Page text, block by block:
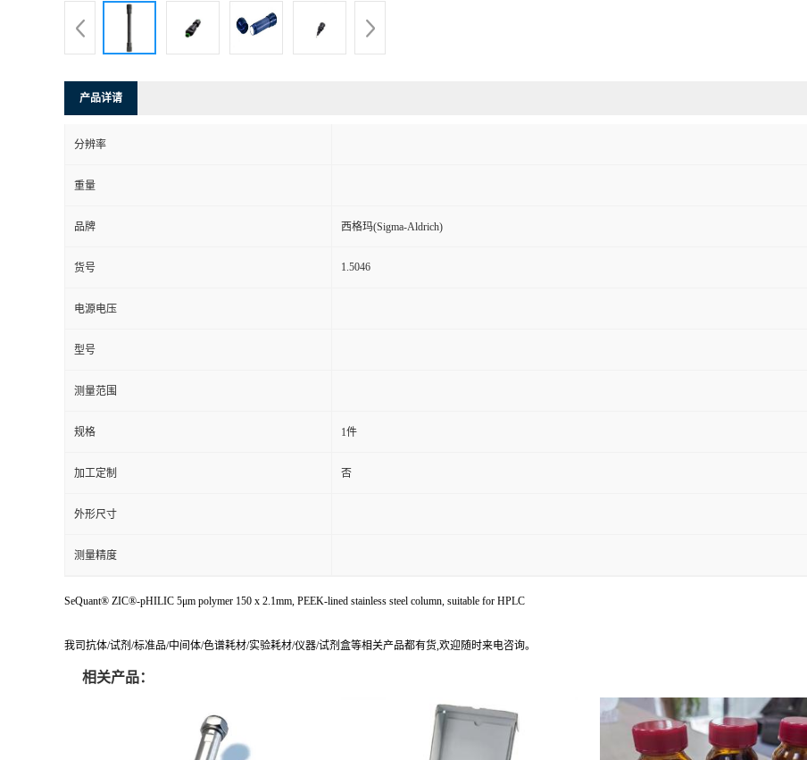
产品详请
分辨率
重量
品牌 西格玛(Sigma-Aldrich)
货号 1.5046
电源电压
型号
测量范围
规格 1件
加工定制 否
外形尺寸
测量精度
SeQuant® ZIC®-pHILIC 5μm polymer 150 x 2.1mm, PEEK-lined stainless steel column, suitable for HPLC
我司抗体/试剂/标准品/中间体/色谱耗材/实验耗材/仪器/试剂盒等相关产品都有货,欢迎随时来电咨询。
相关产品：